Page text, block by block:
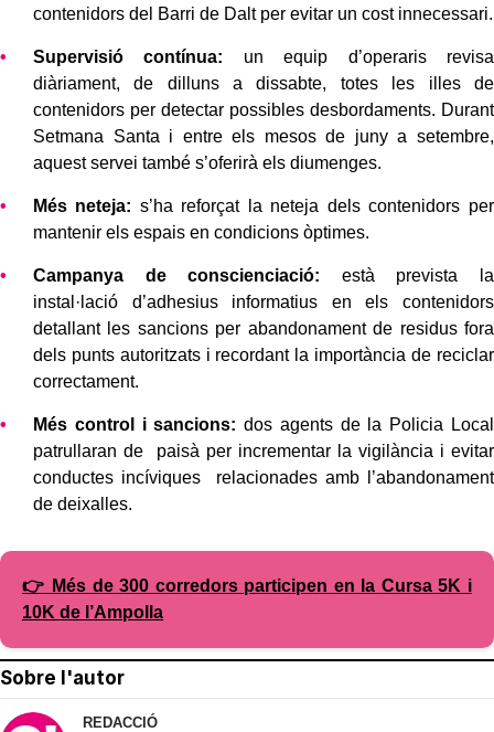
contenidors del Barri de Dalt per evitar un cost innecessari.
Supervisió contínua: un equip d’operaris revisa
diàriament, de dilluns a dissabte, totes les illes de
contenidors per detectar possibles desbordaments. Durant
Setmana Santa i entre els mesos de juny a setembre,
aquest servei també s’oferirà els diumenges.
Més neteja: s’ha reforçat la neteja dels contenidors per
mantenir els espais en condicions òptimes.
Campanya de conscienciació: està prevista la
instal·lació d’adhesius informatius en els contenidors
detallant les sancions per abandonament de residus fora
dels punts autoritzats i recordant la importància de reciclar
correctament.
Més control i sancions: dos agents de la Policia Local
patrullaran de paisà per incrementar la vigilància i evitar
conductes incíviques relacionades amb l’abandonament
de deixalles.
👉 Més de 300 corredors participen en la Cursa 5K i
10K de l’Ampolla
Sobre l'autor
REDACCIÓ